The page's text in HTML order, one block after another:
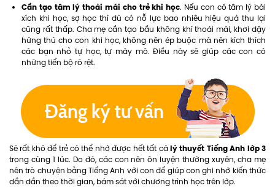
Cần tạo tâm lý thoải mái cho trẻ khi học. Nếu con có tâm lý bài
xích khi học, sợ học thì dù có nỗ lực bao nhiêu hiệu quả thu lại
cũng rất thấp. Cha mẹ cần tạo bầu không khí thoải mái, khơi dậy
hứng thú cho con khi học, không nên ép buộc mà nên kích thích
các bạn nhỏ tự học, tự mày mò. Điều này sẽ giúp các con có
những tiến bộ rõ rệt.
Sẽ rất khó để trẻ có thể nhớ được hết tất cảlý thuyết Tiếng Anh lớp 3
trong cùng 1 lúc. Do đó, các con nên ôn luyện thường xuyên, cha mẹ
nên trò chuyện bằng Tiếng Anh với con để giúp con ghi nhớ kiến thức
dần dần theo thời gian, bám sát với chương trình học trên lớp.